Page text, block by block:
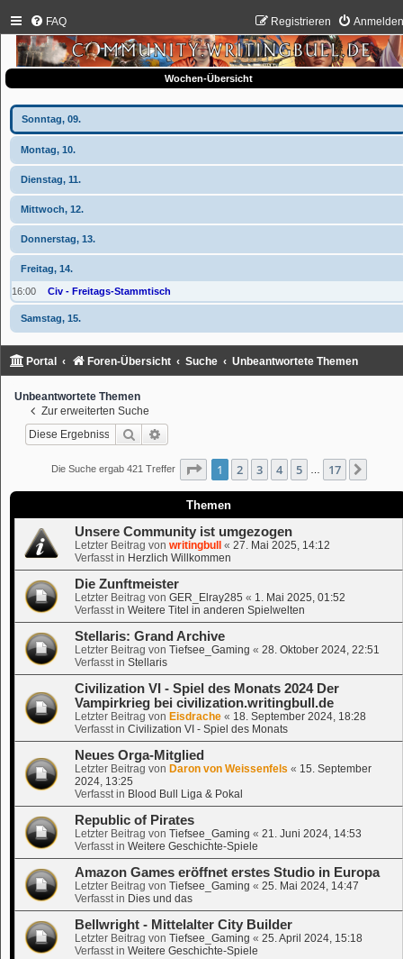
FAQ Registrieren
Wochen-Übersicht
Sonntag, 09.
Montag, 10.
Dienstag, 11.
Mittwoch, 12.
Donnerstag, 13.
Freitag, 14.
16:00 Civ - Freitags-Stammtisch
Samstag, 15.
Portal Foren-Übersicht Suche Unbeantwortete Themen
Unbeantwortete Themen
Zur erweiterten Suche
Suche
Die Suche ergab 421 Treffer Seite 1von 17
1 2 3 4 5 17
Themen
Unsere Community ist umgezogen
Letzter Beitrag von writingbull « 27. Mai 2025, 14:12
Verfasst in Herzlich Willkommen
Die Zunftmeister
Letzter Beitrag von GER_Elray285 « 1. Mai 2025, 01:52
Verfasst in Weitere Titel in anderen Spielwelten
Stellaris: Grand Archive
Letzter Beitrag von Tiefsee_Gaming « 28. Oktober 2024, 22:51
Verfasst in Stellaris
Civilization VI - Spiel des Monats 2024 Der
Vampirkrieg bei civilization.writingbull.de
Letzter Beitrag von Eisdrache « 18. September 2024, 18:28
Verfasst in Civilization VI - Spiel des Monats
Neues Orga-Mitglied
Letzter Beitrag von Daron von Weissenfels « 15. September
2024, 13:25
Verfasst in Blood Bull Liga & Pokal
Republic of Pirates
Letzter Beitrag von Tiefsee_Gaming « 21. Juni 2024, 14:53
Verfasst in Weitere Geschichte-Spiele
Amazon Games eröffnet erstes Studio in Europa
Letzter Beitrag von Tiefsee_Gaming « 25. Mai 2024, 14:47
Verfasst in Dies und das
Bellwright - Mittelalter City Builder
Letzter Beitrag von Tiefsee_Gaming « 25. April 2024, 15:18
Verfasst in Weitere Geschichte-Spiele